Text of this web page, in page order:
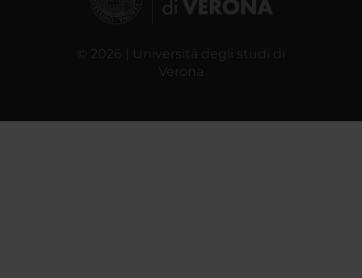
© 2026 | Università degli studi di
Verona